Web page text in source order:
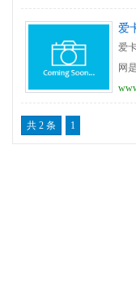
爱
爱
网
论
共 2 条 1